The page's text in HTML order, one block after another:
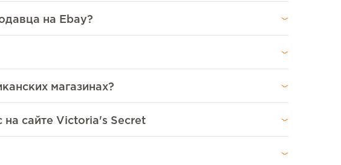
на Ebay?
магазинах?
на сайте Victoria's Secret